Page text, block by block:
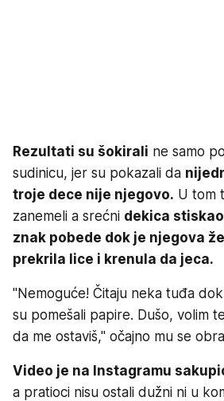
Rezultati su šokirali ne samo
sudinicu, jer su pokazali da
troje dece nije njegovo. U tom
zanemeli a srećni dekica
znak pobede dok je njegova
prekrila lice i krenula da jeca.
"Nemoguće! Čitaju neka tuđa
su pomešali papire. Dušo, volim
da me ostaviš," očajno mu se
Video je na Instagramu
a pratioci nisu ostali dužni ni u